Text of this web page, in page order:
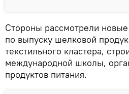
Стороны рассмотрели
по выпуску шелковой
текстильного кластера,
международной школы,
продуктов питания.